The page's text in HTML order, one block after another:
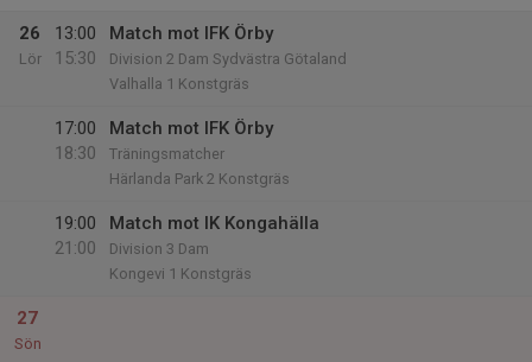
26
Lör
13:00
15:30
Match mot IFK Örby
Division 2 Dam Sydvästra Götaland
Valhalla 1 Konstgräs
17:00
18:30
Match mot IFK Örby
Träningsmatcher
Härlanda Park 2 Konstgräs
19:00
21:00
Match mot IK Kongahälla
Division 3 Dam
Kongevi 1 Konstgräs
27
Sön